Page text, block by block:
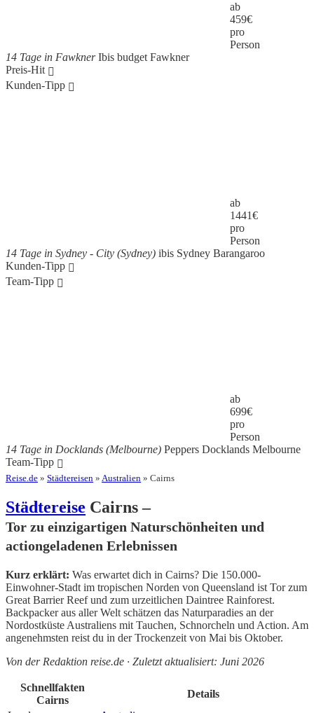
ab
459€
pro
Person
14 Tage in FawknerIbis budget Fawkner
Preis-Hit
Kunden-Tipp
ab
1441€
pro
Person
14 Tage in Sydney - City (Sydney) ibis Sydney Barangaroo
Kunden-Tipp
Team-Tipp
ab
699€
pro
Person
14 Tage in Docklands (Melbourne) Peppers Docklands Melbourne
Team-Tipp
Reise.de » Städtereisen » Australien » Cairns
Städtereise Cairns –
Tor zu einzigartigen Naturschönheiten und
actiongeladenen Erlebnissen
Kurz erklärt: Was erwartet dich in Cairns? Die 150.000-
Einwohner-Stadt im tropischen Norden von Queensland ist Tor zum
Great Barrier Reef und zum urzeitlichen Daintree Rainforest.
Backpacker aus aller Welt schätzen das Naturparadies an der
Nordostküste Australiens mit Tauchen, Schnorcheln und Action. Am
angenehmsten reist du in der Trockenzeit von Mai bis Oktober.
Von der Redaktion reise.de · Zuletzt aktualisiert: Juni 2026
Schnellfakten
Cairns
Details